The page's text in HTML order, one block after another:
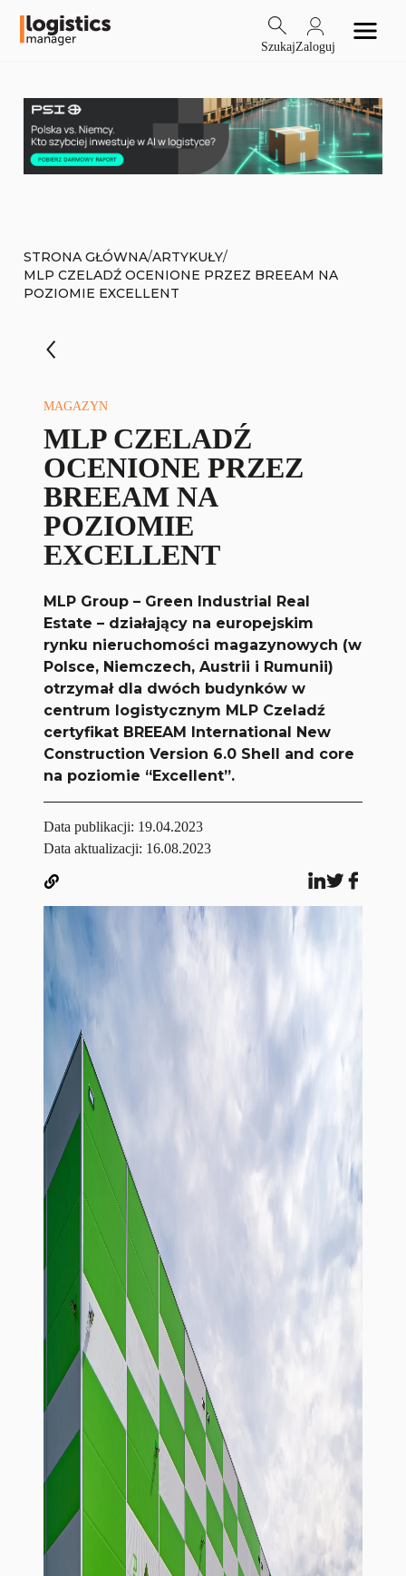
SzukajZaloguj
STRONA GŁÓWNA/ARTYKUŁY/
MLP CZELADŹ OCENIONE PRZEZ BREEAM NA
POZIOMIE EXCELLENT
MAGAZYN
MLP CZELADŹ
OCENIONE PRZEZ
BREEAM NA
POZIOMIE
EXCELLENT
MLP Group – Green Industrial Real
Estate – działający na europejskim
rynku nieruchomości magazynowych (w
Polsce, Niemczech, Austrii i Rumunii)
otrzymał dla dwóch budynków w
centrum logistycznym MLP Czeladź
certyfikat BREEAM
International New
Construction Version 6.0 Shell and core
na poziomie “Excellent”.
Data publikacji: 19.04.2023
Data aktualizacji: 16.08.2023